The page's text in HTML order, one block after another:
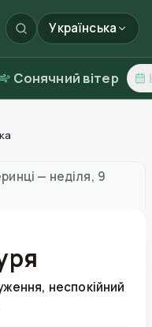
Українська
Сонячний вітер
— неділя, 9
неспокійний